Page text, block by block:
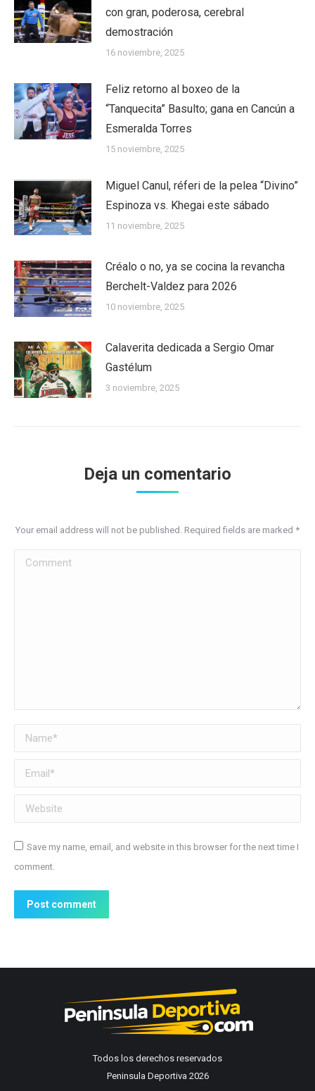
con gran, poderosa, cerebral
demostración
16 noviembre, 2025
Feliz retorno al boxeo de la
“Tanquecita” Basulto; gana en Cancún a
Esmeralda Torres
15 noviembre, 2025
Miguel Canul, réferi de la pelea “Divino”
Espinoza vs. Khegai este sábado
11 noviembre, 2025
Créalo o no, ya se cocina la revancha
Berchelt-Valdez para 2026
10 noviembre, 2025
Calaverita dedicada a Sergio Omar
Gastélum
3 noviembre, 2025
Deja un comentario
Your email address will not be published. Required fields are marked *
Comment
Name *
Email *
Website
Save my name, email, and website in this browser for the next time I
comment.
Post comment
Todos los derechos reservados
Peninsula Deportiva 2026